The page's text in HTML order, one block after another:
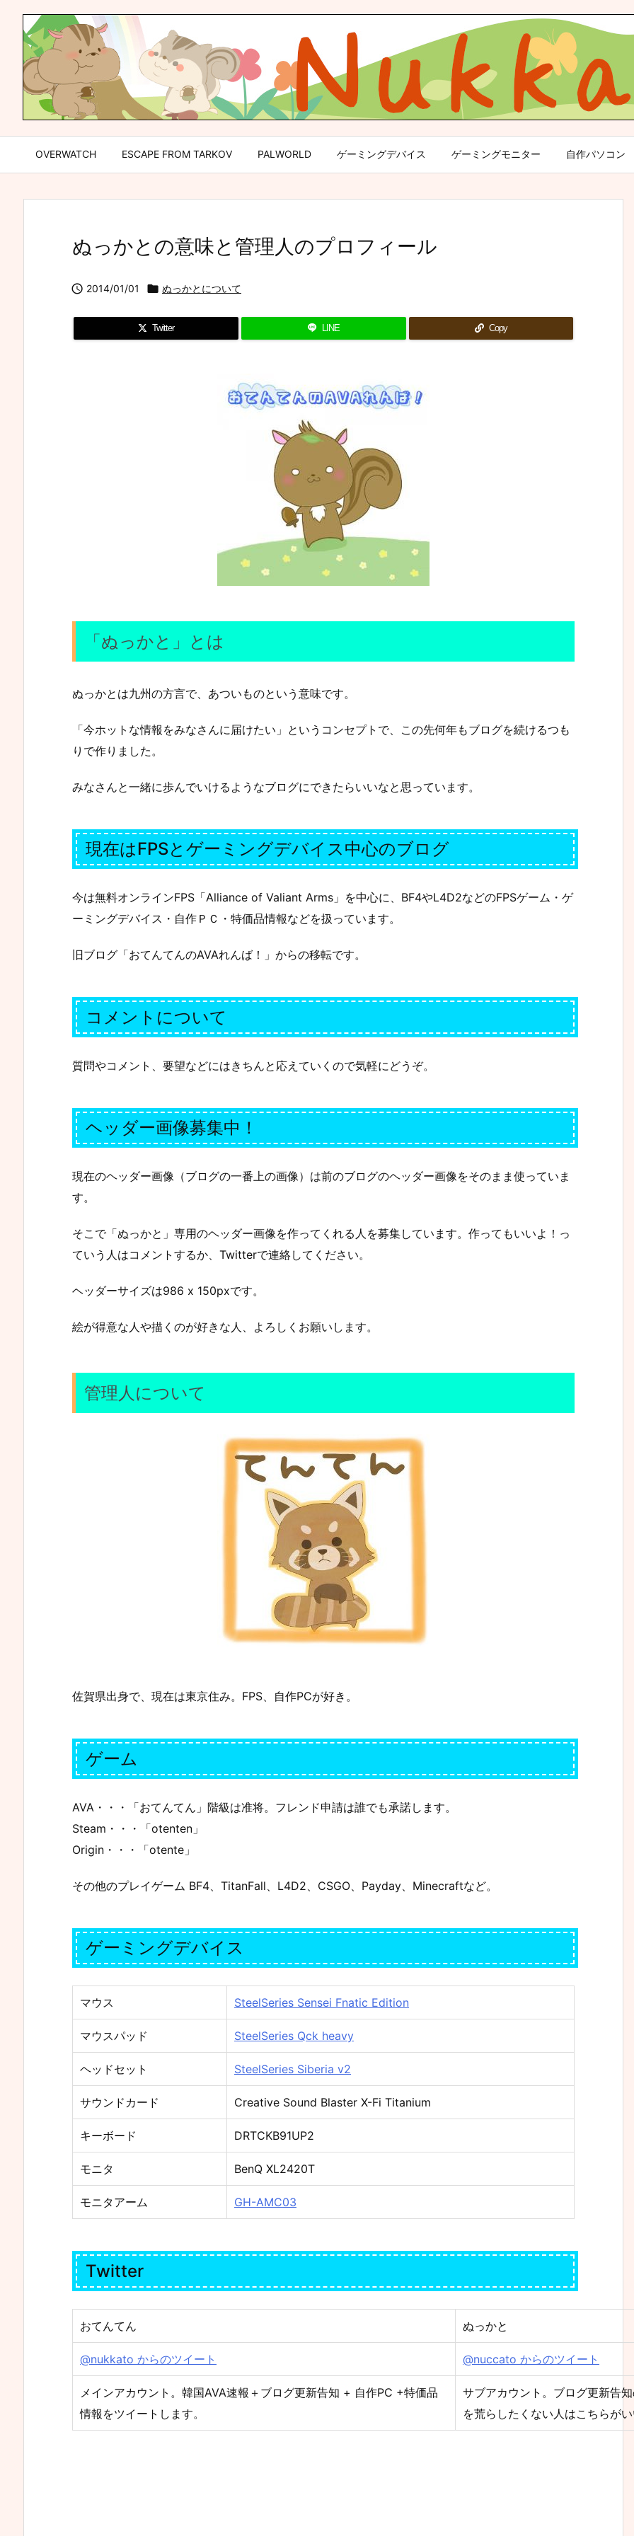
OVERWATCH ESCAPE FROM TARKOV PALWORLD ゲーミングデバイス ゲーミングモニター 自作パソコン
ぬっかとの意味と管理人のプロフィール
 2014/01/01  ぬっかとについて
Twitter LINE Copy
「ぬっかと」とは
ぬっかとは九州の方言で、あついものという意味です。
「今ホットな情報をみなさんに届けたい」というコンセプトで、この先何年もブログを続けるつも
りで作りました。
みなさんと一緒に歩んでいけるようなブログにできたらいいなと思っています。
現在はFPSとゲーミングデバイス中心のブログ
今は無料オンラインFPS「Alliance of Valiant Arms」を中心に、BF4やL4D2などのFPSゲーム・ゲ
ーミングデバイス・自作ＰＣ・特価品情報などを扱っています。
旧ブログ「おてんてんのAVAれんば！」からの移転です。
コメントについて
質問やコメント、要望などにはきちんと応えていくので気軽にどうぞ。
ヘッダー画像募集中！
現在のヘッダー画像（ブログの一番上の画像）は前のブログのヘッダー画像をそのまま使っていま
す。
そこで「ぬっかと」専用のヘッダー画像を作ってくれる人を募集しています。作ってもいいよ！っ
ていう人はコメントするか、Twitterで連絡してください。
ヘッダーサイズは986 x 150pxです。
絵が得意な人や描くのが好きな人、よろしくお願いします。
管理人について
佐賀県出身で、現在は東京住み。FPS、自作PCが好き。
ゲーム
AVA・・・「おてんてん」階級は准将。フレンド申請は誰でも承諾します。
Steam・・・「otenten」
Origin・・・「otente」
その他のプレイゲーム BF4、TitanFall、L4D2、CSGO、Payday、Minecraftなど。
ゲーミングデバイス
マウス SteelSeries Sensei Fnatic Edition
マウスパッド SteelSeries Qck heavy
ヘッドセット SteelSeries Siberia v2
サウンドカード Creative Sound Blaster X-Fi Titanium
キーボード DRTCKB91UP2
モニタ BenQ XL2420T
モニタアーム GH-AMC03
Twitter
おてんてん ぬっかと
@nukkato からのツイート @nuccato からのツイート
メインアカウント。韓国AVA速報＋ブログ更新告知 + 自作PC +特価品
情報をツイートします。
サブアカウント。ブログ更新告
を荒らしたくない人はこちらがい